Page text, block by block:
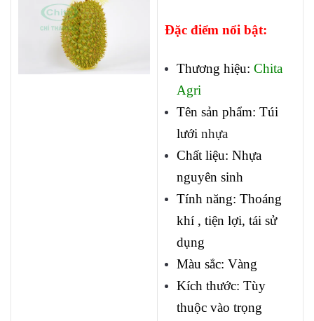
Đặc điểm nổi bật:
Thương hiệu: Chita
Agri
Tên sản phẩm: Túi
lưới nhựa
Chất liệu: Nhựa
nguyên sinh
Tính năng: Thoáng
khí , tiện lợi, tái sử
dụng
Màu sắc: Vàng
Kích thước: Tùy
thuộc vào trọng